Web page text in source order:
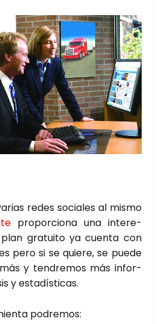
redes socia­les al mis­mo
pro­por­cio­na una intere­
plan gra­tui­to ya cuen­ta con
pero si se quie­re, se pue­de
y ten­dre­mos más infor­
y esta­dís­ti­cas.
podre­mos: